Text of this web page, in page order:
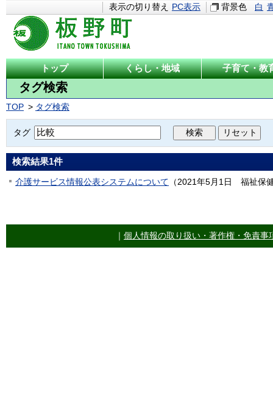
表示の切り替え PC表示 背景色 白
トップ くらし・地域 子育て・教
タグ検索
TOP タグ検索
タグ
検索結果1件
介護サービス情報公表システムについて （2021年5月1日 福祉保
個人情報の取り扱い・著作権・免責事